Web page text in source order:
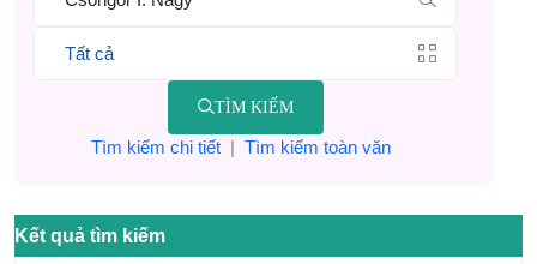
TÌM KIẾM
Tìm kiếm chi tiết| Tìm kiếm toàn văn
Kết quả tìm kiếm